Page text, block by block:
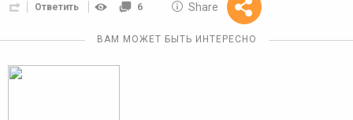
Ответить 6 Share
Reward
10 GOLOS
ВАМ МОЖЕТ БЫТЬ ИНТЕРЕСНО